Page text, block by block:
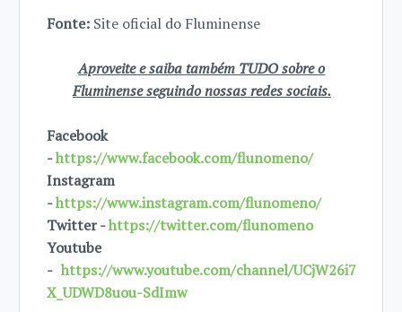
Fonte: Site oficial do Fluminense
Aproveite e saiba também TUDO sobre o
Fluminense seguindo nossas redes sociais.
Facebook
-https://www.facebook.com/flunomeno/
Instagram
-https://www.instagram.com/flunomeno/
Twitter -https://twitter.com/flunomeno
Youtube
-https://www.youtube.com/channel/UCjW26i7
X_UDWD8uou-SdImw